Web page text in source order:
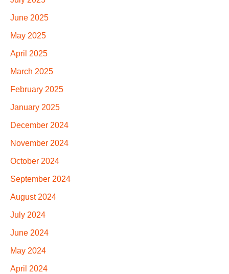
June 2025
May 2025
April 2025
March 2025
February 2025
January 2025
December 2024
November 2024
October 2024
September 2024
August 2024
July 2024
June 2024
May 2024
April 2024